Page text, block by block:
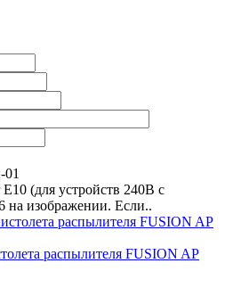
01
(для устройств 240В c
на изображении. Если..
распылителя FUSION AP